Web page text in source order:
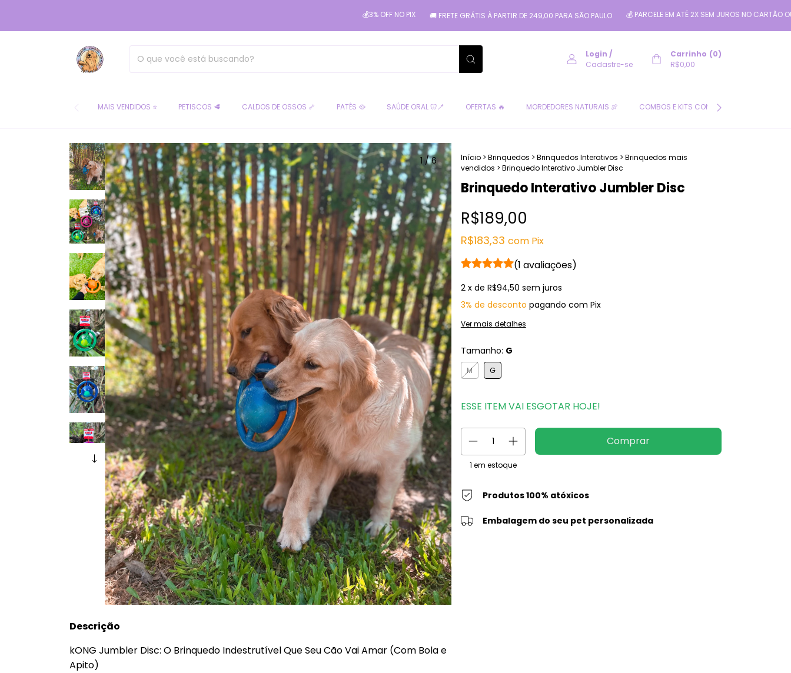
💰3% OFF NO PIX 🚚 FRETE GRÁTIS À PARTIR DE 249,00 PARA SÃO PAULO 💰 PARCELE EM ATÉ 2X SEM JUROS NO CARTÃO OU 4X NO PIX
Login /
Cadastre-se
Carrinho (0)
R$0,00
MAIS VENDIDOS ⭐ PETISCOS 🥩 CALDOS DE OSSOS 🦴 PATÊS 🥘 SAÚDE ORAL 🦷🪥 OFERTAS 🔥 MORDEDORES NATURAIS 🍖 COMBOS E KITS COM DESCONTO 🛍️
1/6 Início > Brinquedos > Brinquedos Interativos > Brinquedos mais
vendidos > Brinquedo Interativo Jumbler Disc
Brinquedo Interativo Jumbler Disc
R$189,00
R$183,33 com Pix
(1 avaliações)
2 x de R$94,50 sem juros
3% de desconto pagando com Pix
Ver mais detalhes
Tamanho: G
M G
ESSE ITEM VAI ESGOTAR HOJE!
1 em estoque
Produtos 100% atóxicos
Embalagem do seu pet personalizada
Descrição
kONG Jumbler Disc: O Brinquedo Indestrutível Que Seu Cão Vai Amar (Com Bola e
Apito)